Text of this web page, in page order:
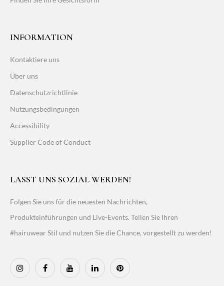
INFORMATION
Kontaktiere uns
Über uns
Datenschutzrichtlinie
Nutzungsbedingungen
Accessibility
Supplier Code of Conduct
LASST UNS SOZIAL WERDEN!
Folgen Sie uns für die neuesten Nachrichten,
Produkteinführungen und Live-Events. Teilen Sie Ihren
#hairuwear Stil und nutzen Sie die Chance, vorgestellt zu werden!